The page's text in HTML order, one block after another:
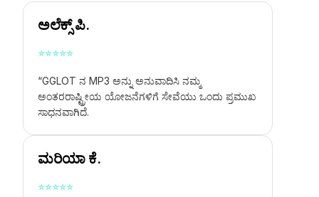
ಅಲೆಕ್ಸ್ ಪಿ.
⭐⭐⭐⭐⭐
“GGLOT ನ MP3 ಅನ್ನು ಅನುವಾದಿಸಿನಮ್ಮ
ಅಂತರರಾಷ್ಟ್ರೀಯ ಯೋಜನೆಗಳಿಗೆ ಸೇವೆಯು ಒಂದು ಪ್ರಮುಖ
ಸಾಧನವಾಗಿದೆ.
ಮರಿಯಾ ಕೆ.
⭐⭐⭐⭐⭐